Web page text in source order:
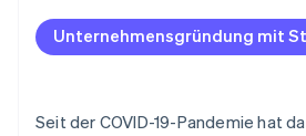
Jetzt ansehen
Entscheiden Sie sich für einen
Prüfen Sie steuerliche und
erstellen Sie einen Online-Shop
Unternehmensgründung mit
Seit der COVID-19-Pandemie hat